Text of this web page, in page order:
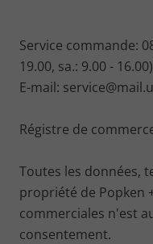
Service commande:
19.00, sa.: 9.00 - 16.00)
E-mail:
Régistre de
Toutes les données,
propriété de Popken
commerciales n'est
consentement.